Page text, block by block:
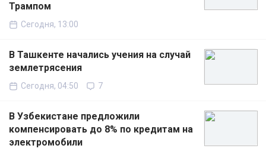
Трампом
Сегодня, 13:00
В Ташкенте начались учения на случай
землетрясения
Сегодня, 04:50 7
В Узбекистане предложили
компенсировать до 8% по кредитам на
электромобили